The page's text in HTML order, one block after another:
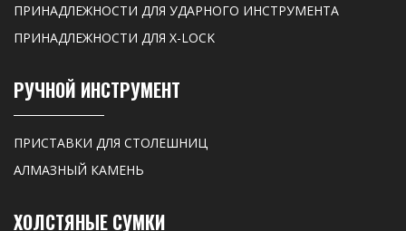
ПРИНАДЛЕЖНОСТИ ДЛЯ УДАРНОГО ИНСТРУМЕНТА
ПРИНАДЛЕЖНОСТИ ДЛЯ X-LOCK
РУЧНОЙ ИНСТРУМЕНТ
ПРИСТАВКИ ДЛЯ СТОЛЕШНИЦ
АЛМАЗНЫЙ КАМЕНЬ
ХОЛСТЯНЫЕ СУМКИ